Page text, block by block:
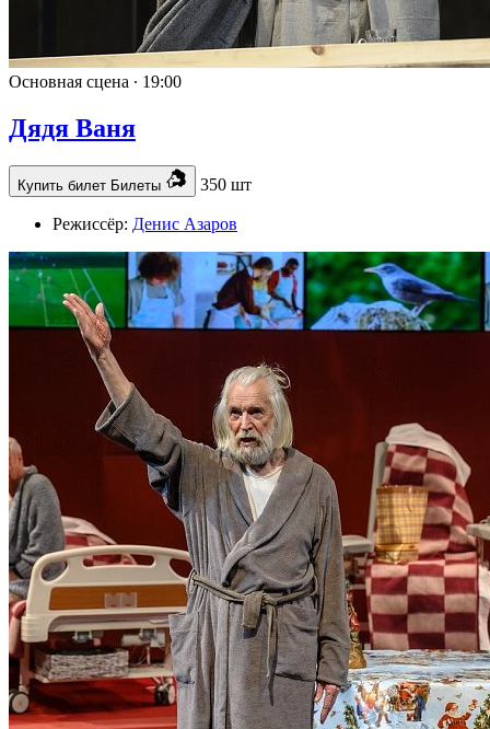
Основная сцена ∙ 19:00
Дядя Ваня
Купить билет Билеты 350 шт
Режиссёр: Денис Азаров